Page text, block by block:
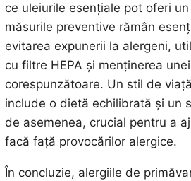
ce uleiurile esențiale pot oferi
măsurile preventive rămân
evitarea expunerii la alergeni,
cu filtre HEPA și menținerea
corespunzătoare. Un stil de
include o dietă echilibrată și un
de asemenea, crucial pentru a
facă față provocărilor alergice.
În concluzie, alergiile de